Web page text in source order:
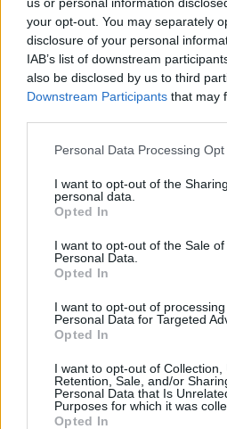
your opt-out. You may separately
disclosure of your personal
IAB’s list of downstream
also be disclosed by us to third
Downstream Participants that may
Personal Data Processing
I want to opt-out of the
personal data.
Opted In
I want to opt-out of the Sale of
Personal Data.
Opted In
I want to opt-out of
Personal Data for Targeted
Opted In
I want to opt-out of Collection,
Retention, Sale, and/or
Personal Data that Is
Purposes for which it was
Opted In
Dirección (APD), creada en 1956
una entidad privada e
sin ánimo de lucro y de ámbito
internacional. Con más de 3.800
empresas asociadas en 6 países,
presencia en todo el territorio
influyente y generadora de
conocimiento y networking para el
desarrollo de la sociedad.
Escribir un comentario
(requerido)